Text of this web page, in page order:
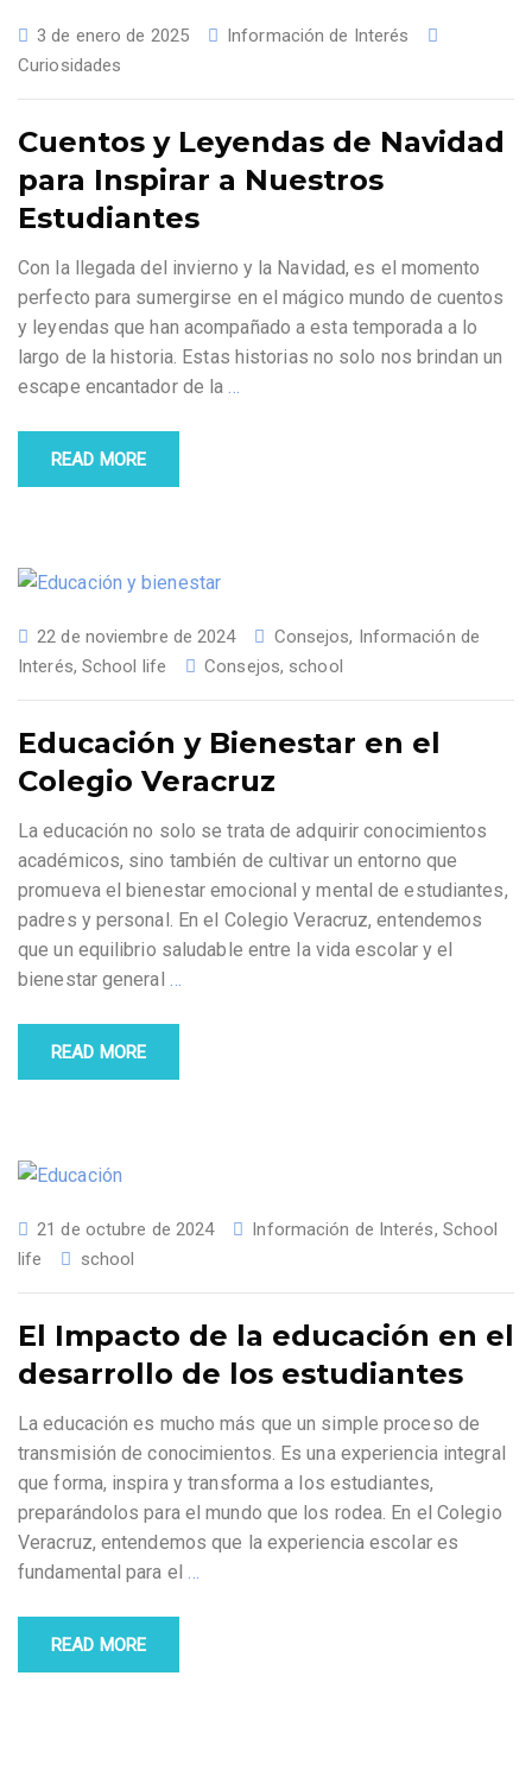
3 de enero de 2025
Información de Interés
Curiosidades
Cuentos y Leyendas de Navidad
para Inspirar a Nuestros
Estudiantes
Con la llegada del invierno y la Navidad, es el momento
perfecto para sumergirse en el mágico mundo de cuentos
y leyendas que han acompañado a esta temporada a lo
largo de la historia. Estas historias no solo nos brindan un
escape encantador de la…
READ MORE
22 de noviembre de 2024 Consejos, Información de
Interés, School life Consejos, school
Educación y Bienestar en el
Colegio Veracruz
La educación no solo se trata de adquirir conocimientos
académicos, sino también de cultivar un entorno que
promueva el bienestar emocional y mental de estudiantes,
padres y personal. En el Colegio Veracruz, entendemos
que un equilibrio saludable entre la vida escolar y el
bienestar general …
READ MORE
21 de octubre de 2024 Información de Interés, School
life
school
El Impacto de la educación en el
desarrollo de los estudiantes
La educación es mucho más que un simple proceso de
transmisión de conocimientos. Es una experiencia integral
que forma, inspira y transforma a los estudiantes,
preparándolos para el mundo que los rodea. En el Colegio
Veracruz, entendemos que la experiencia escolar es
fundamental para el …
READ MORE